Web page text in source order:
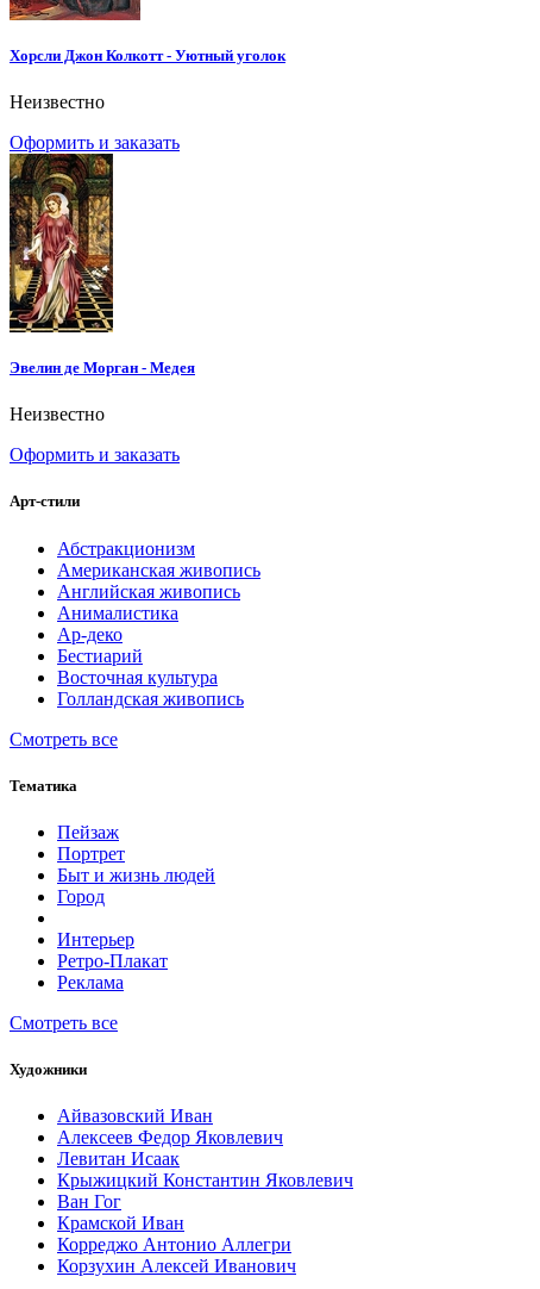
Хорсли Джон Колкотт - Уютный уголок
Неизвестно
Оформить и заказать
Эвелин де Морган - Медея
Неизвестно
Оформить и заказать
Арт-стили
Абстракционизм
Американская живопись
Английская живопись
Анималистика
Ар-деко
Бестиарий
Восточная культура
Голландская живопись
Смотреть все
Тематика
Пейзаж
Портрет
Быт и жизнь людей
Город
Интерьер
Ретро-Плакат
Реклама
Смотреть все
Художники
Айвазовский Иван
Алексеев Федор Яковлевич
Левитан Исаак
Крыжицкий Константин Яковлевич
Ван Гог
Крамской Иван
Корреджо Антонио Аллегри
Корзухин Алексей Иванович